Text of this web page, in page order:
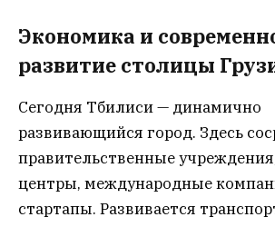
Экономика и
развитие столицы
Сегодня Тбилиси — динамично
развивающийся город. Здесь
правительственные
центры, международные
стартапы. Развивается